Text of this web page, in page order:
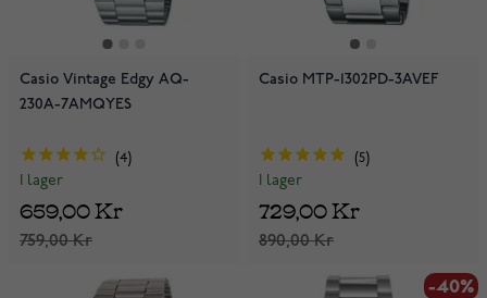
Casio Vintage Edgy AQ-
230A-7AMQYES
4
I lager
759,00 Kr
659,00 Kr
Casio MTP-1302PD-3AVEF
5
I lager
890,00 Kr
729,00 Kr
-40%